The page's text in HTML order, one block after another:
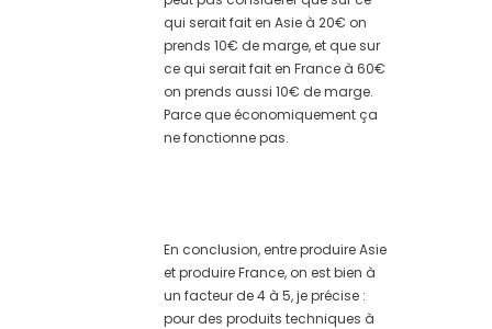
qui serait fait en Asie à 20€ on
prends 10€ de marge, et que sur
ce qui serait fait en France à 60€
on prends aussi 10€ de marge.
Parce que économiquement ça
ne fonctionne pas.
En conclusion, entre produire Asie
et produire France, on est bien à
un facteur de 4 à 5, je précise :
pour des produits techniques à